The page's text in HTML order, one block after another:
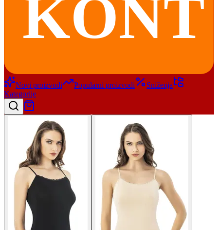
Novi proizvodi Popularni proizvodi
Sniženja
Kategorije